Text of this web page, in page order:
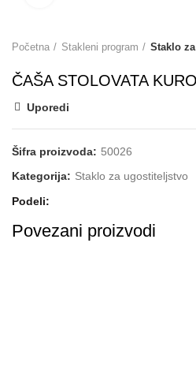
Početna Stakleni program Staklo
ČAŠA STOLOVATA
Uporedi
Šifra proizvoda: 50026
Kategorija: Staklo za ugostiteljstvo
Podeli
Povezani proizvodi